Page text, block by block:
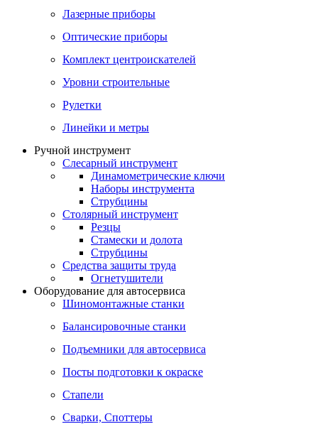
Лазерные приборы
Оптические приборы
Комплект центроискателей
Уровни строительные
Рулетки
Линейки и метры
Ручной инструмент
Слесарный инструмент
Динамометрические ключи
Наборы инструмента
Струбцины
Столярный инструмент
Резцы
Стамески и долота
Струбцины
Средства защиты труда
Огнетушители
Оборудование для автосервиса
Шиномонтажные станки
Балансировочные станки
Подъемники для автосервиса
Посты подготовки к окраске
Стапели
Сварки, Cпоттеры